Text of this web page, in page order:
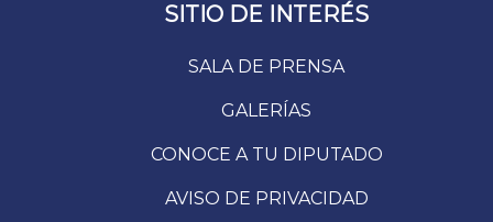
SITIO DE INTERÉS
SALA DE PRENSA
GALERÍAS
CONOCE A TU DIPUTADO
AVISO DE PRIVACIDAD